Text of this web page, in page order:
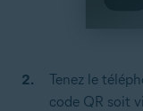
Tenez le
code QR soit